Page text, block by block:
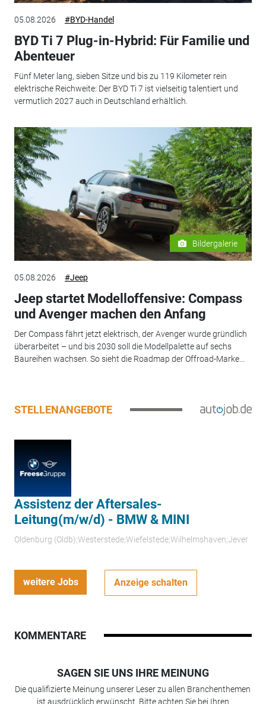
05.08.2026 #BYD-Handel
BYD Ti 7 Plug-in-Hybrid: Für Familie und
Abenteuer
Fünf Meter lang, sieben Sitze und bis zu 119 Kilometer rein
elektrische Reichweite: Der BYD Ti 7 ist vielseitig talentiert und
vermutlich 2027 auch in Deutschland erhältlich.
Bildergalerie
05.08.2026 #Jeep
Jeep startet Modelloffensive: Compass
und Avenger machen den Anfang
Der Compass fährt jetzt elektrisch, der Avenger wurde gründlich
überarbeitet – und bis 2030 soll die Modellpalette auf sechs
Baureihen wachsen. So sieht die Roadmap der Offroad-Marke...
STELLENANGEBOTE
Assistenz der Aftersales-
Leitung(m/w/d) - BMW & MINI
Oldenburg (Oldb);Westerstede;Wiefelstede;Wilhelmshaven;Jever
weitere Jobs Anzeige schalten
KOMMENTARE
SAGEN SIE UNS IHRE MEINUNG
Die qualifizierte Meinung unserer Leser zu allen Branchenthemen
ist ausdrücklich erwünscht. Bitte achten Sie bei Ihren